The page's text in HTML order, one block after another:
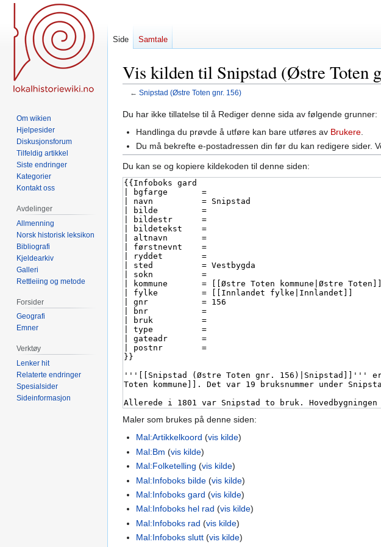
Vis kilden til Snipstad (Østre Toten
← Snipstad (Østre Toten gnr. 156)
Hopp
navigering
Hopp
Du har ikke tillatelse til å Rediger denne sida av følgende grunner:
Handlinga du prøvde å utføre kan bare utføres av Brukere
Du må bekrefte e-postadressen din før du kan redigere sider.
Du kan se og kopiere kildekoden til denne siden:
Maler som brukes på denne siden:
Mal:Artikkelkoord (vis kilde)
Mal:Bm (vis kilde)
Mal:Folketelling (vis kilde)
Mal:Infoboks bilde (vis kilde)
Mal:Infoboks gard (vis kilde)
Mal:Infoboks hel rad (vis kilde)
Mal:Infoboks rad (vis kilde)
Mal:Infoboks slutt (vis kilde)
Side Samtale
Om wikien
Hjelpesider
Diskusjonsforum
Tilfeldig artikkel
Siste endringer
Kategorier
Kontakt oss
Avdelinger
Allmenning
Norsk historisk leksikon
Bibliografi
Kjeldearkiv
Galleri
Rettleiing og metode
Forsider
Geografi
Emner
Verktøy
Lenker hit
Relaterte endringer
Spesialsider
Sideinformasjon